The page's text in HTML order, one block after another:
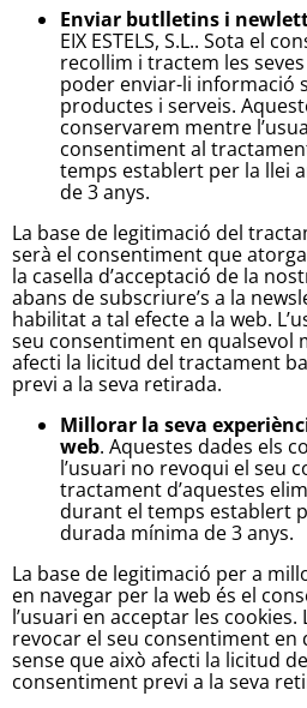
Enviar butlletins i
EIX ESTELS, S.L.. Sota el
recollim i tractem les
poder enviar-li informació
productes i serveis.
conservarem mentre
consentiment al
temps establert per la llei
de 3 anys.
La base de legitimació del
serà el consentiment que
la casella d’acceptació de la
abans de subscriure’s a la
habilitat a tal efecte a la web.
seu consentiment en qualsevol
afecti la licitud del tractament
previ a la seva retirada.
Millorar la seva
web. Aquestes dades els
l’usuari no revoqui el seu
tractament d’aquestes
durant el temps establert
durada mínima de 3 anys.
La base de legitimació per a
en navegar per la web és el
l’usuari en acceptar les cookies.
revocar el seu consentiment
sense que això afecti la licitud
consentiment previ a la seva